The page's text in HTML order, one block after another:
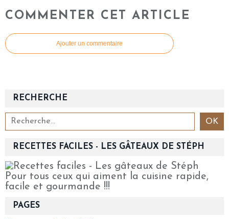
COMMENTER CET ARTICLE
Ajouter un commentaire
RECHERCHE
RECETTES FACILES - LES GÂTEAUX DE STÉPH
Pour tous ceux qui aiment la cuisine rapide,
facile et gourmande !!!
PAGES